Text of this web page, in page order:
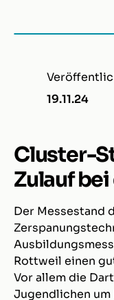
19.11.24
Cluster-
Zulauf
Der Messestand
Rottweil einen
Vor allem die
Jugendlichen um